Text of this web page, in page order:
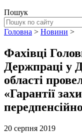
Пошук
Головна > Новини >
Фахівці
Держпраці у
області
«Гарантії
20 серпня 2019